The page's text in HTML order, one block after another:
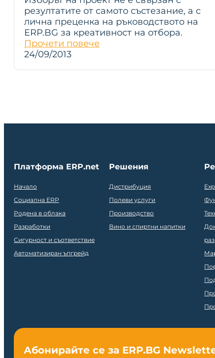
резултатите от самото състезание, а с
лична преценка на ръководството на
ERP.BG за креативност на отбора.
Прочети повече
24/09/2013
Платформа ERP.net
Начало
Социална ERP
Родена в облака
Разработки
Сигурност и съответствие
Автоматизиран ъпгрейд
Решения
Дистрибуция
Полеви услуги
Производство
Вино и спиртни напитки
Абонирайте се за ERP.BG